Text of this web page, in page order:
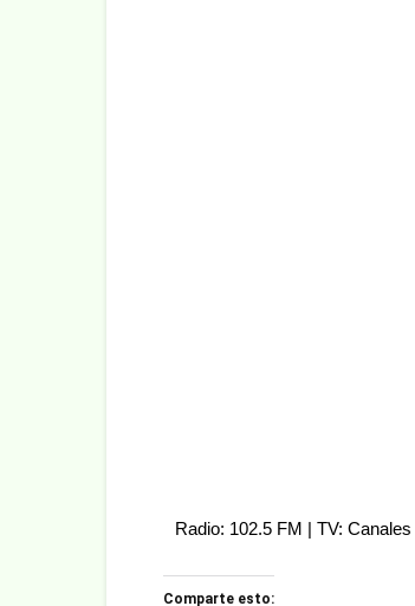
Radio: 102.5 FM | TV:
Comparte esto: